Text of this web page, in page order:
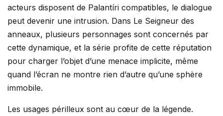
acteurs disposent de Palantíri compatibles, le dialogue
peut devenir une intrusion. Dans Le Seigneur des
anneaux, plusieurs personnages sont concernés par
cette dynamique, et la série profite de cette réputation
pour charger l’objet d’une menace implicite, même
quand l’écran ne montre rien d’autre qu’une sphère
immobile.
Les usages périlleux sont au cœur de la légende.